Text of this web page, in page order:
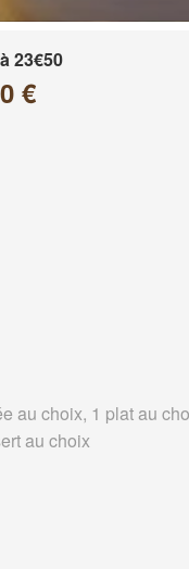
23€50
€
au choix, 1 plat au
au choix